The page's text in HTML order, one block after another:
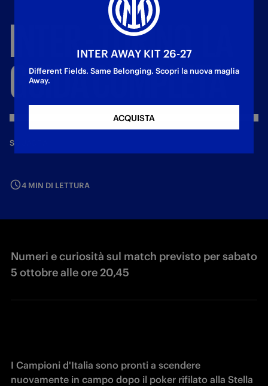
INTER-TORINO,
GUIDACOMPLETA
SQUADRA
4 MIN DI LETTURA
Numeri e curiosità sul match previsto per sabato
5 ottobre alle ore 20,45
I Campioni d'Italia sono pronti a scendere
nuovamente in campo dopo il poker rifilato alla Stella
INTER AWAY KIT 26-27
Different Fields. Same Belonging. Scopri la nuova maglia
Away.
ACQUISTA